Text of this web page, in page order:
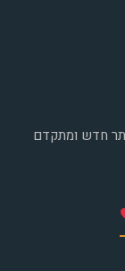
חדש ומתקדם